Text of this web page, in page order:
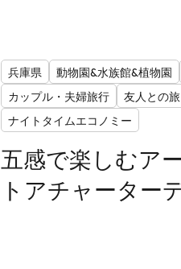
兵庫県 動物園&水族館&植物園
カップル・夫婦旅行
友人との旅
ナイトタイムエコノミー
五感で楽しむア
トアチャーター